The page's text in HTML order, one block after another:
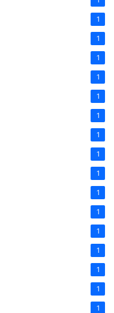
1
1
1
1
1
1
1
1
1
1
1
1
1
1
1
1